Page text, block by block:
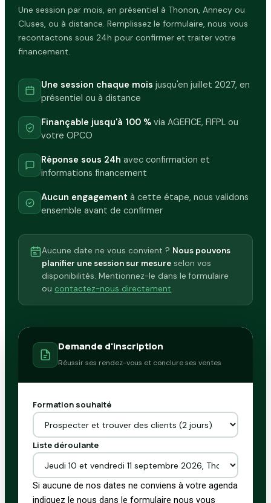
Une session par mois, en présentiel à Thonon, Annecy ou
Cluses, ou à distance. Remplissez le formulaire, nous vous
recontactons sous 24h pour confirmer et traiter votre
financement.
Une session chaque mois jusqu'en juillet 2027, en
présentiel ou à distance
Finançable jusqu'à 100 % via AGEFICE, FIFPL ou
votre OPCO
Réponse sous 24h avec confirmation et
informations financement
Aucun engagement à cette étape, nous validons
ensemble avant de confirmer
Aucune date ne vous convient ? Nous pouvons
planifier une session sur mesure selon vos
disponibilités. Mentionnez-le dans le formulaire
ou contactez-nous directement.
Demande d'inscription
Réussir ses rendez-vous et conclure ses ventes
Formation souhaité
Liste déroulante
Si aucune de nos dates ne conviens à votre agenda
indiquez le nous dans le formulaire nous vous